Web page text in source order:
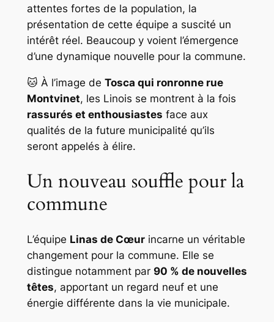
attentes fortes de la population, la
présentation de cette équipe a suscité un
intérêt réel. Beaucoup y voient l’émergence
d’une dynamique nouvelle pour la commune.
🐱 À l’image de Tosca qui ronronne rue
Montvinet, les Linois se montrent à la fois
rassurés et enthousiastes face aux
qualités de la future municipalité qu’ils
seront appelés à élire.
Un nouveau souffle pour la
commune
L’équipe Linas de Cœurincarne un véritable
changement pour la commune. Elle se
distingue notamment par 90 % de nouvelles
têtes, apportant un regard neuf et une
énergie différente dans la vie municipale.